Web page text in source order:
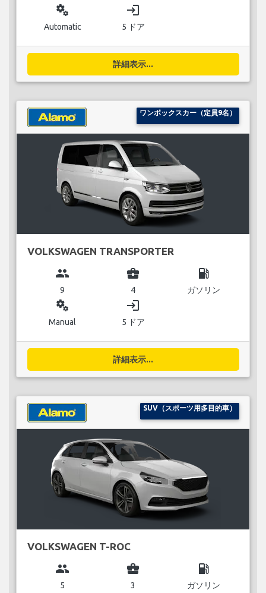
miscellaneous_services
Automatic
login
5 ドア
詳細表示...
ワンボックスカー（定員9名）
VOLKSWAGEN TRANSPORTER
group
9
business_center
4
local_gas_station
ガソリン
miscellaneous_services
Manual
login
5 ドア
詳細表示...
SUV（スポーツ用多目的車）
VOLKSWAGEN T-ROC
group
5
business_center
3
local_gas_station
ガソリン